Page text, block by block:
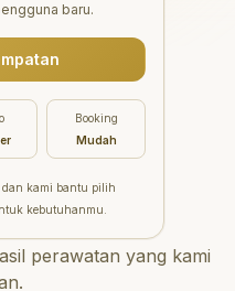
mengedukasi pasien tentang
kesehatan gigi dan mulut
yang baik. Klinik ini terletak di
daerah yang strategis,
sehingga nyaman untuk
dikunjungi. Sangat
direkomendasikan untuk
perawatan gigi yang nyaman
dan berkualitas!
perawatan yang kami
baru.
Booking
Mudah
kami bantu pilih
kebutuhanmu.